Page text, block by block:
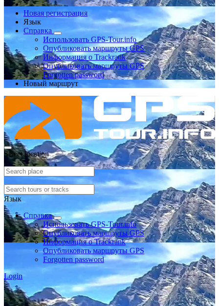
Новая регистрация
Язык
Справка
Использовать GPS-Tour.info
Опубликовать маршруты GPS
Информация о Trackrank
Опубликовать маршруты GPS
Forgotten password
Новый маршрут
Select location
Язык
Справка
Использовать GPS-Tour.info
Опубликовать маршруты GPS
Информация о Trackrank
Опубликовать маршруты GPS
Forgotten password
Login